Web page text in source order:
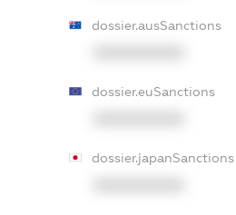
dossier.ausSanctions
dossier.euSanctions
dossier.japanSanctions